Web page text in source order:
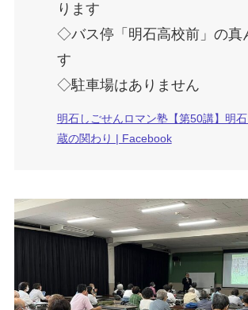
ります
◇バス停「明石高校前」の真
す
◇駐車場はありません
明石しごせんロマン塾【第50講】明
蔵の関わり | Facebook